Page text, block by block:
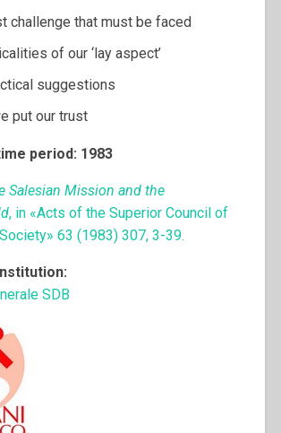
challenge that must be faced
of our ‘lay aspect’
suggestions
put our trust
period: 1983
Salesian Mission and the
, in «Acts of the Superior Council of
63 (1983) 307, 3-39.
SDB